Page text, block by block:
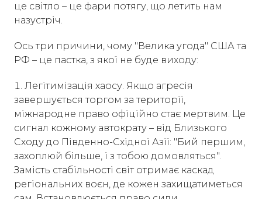
це світло – це фари потягу, що летить нам
назустріч.
Ось три причини, чому "Велика угода" США та
РФ – це пастка, з якої не буде виходу:
Легітимізація хаосу. Якщо агресія
завершується торгом за території,
міжнародне право офіційно стає мертвим. Це
сигнал кожному автократу – від Близького
Сходу до Південно-Східної Азії: "Бий першим,
захоплюй більше, і з тобою домовляться".
Замість стабільності світ отримає каскад
регіональних воєн, де кожен захищатиметься